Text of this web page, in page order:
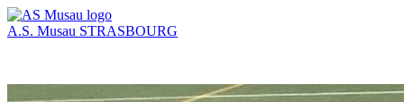
A.S. Musau STRASBOURG